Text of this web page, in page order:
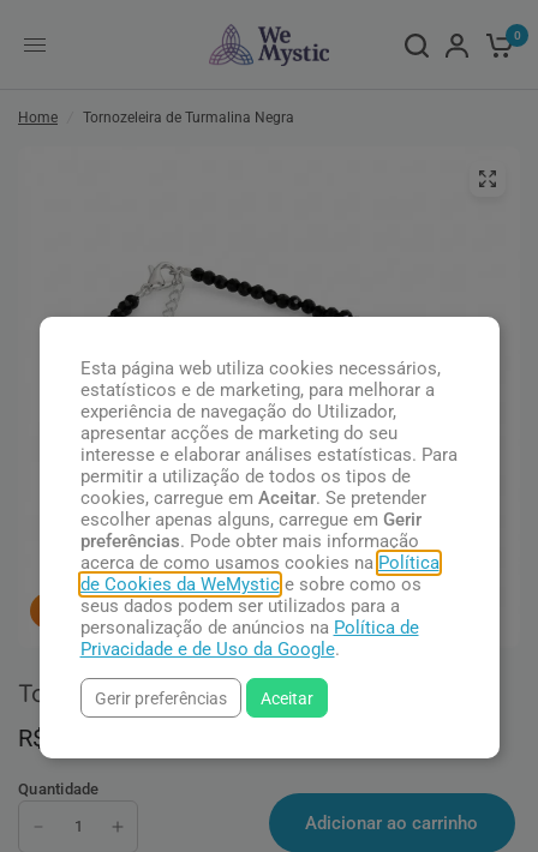
0
Home Tornozeleira de Turmalina Negra
pessoas concluindo esta compra.
Tornozeleira de Turmalina Negra
R$ 109,90
Quantidade
Adicionar ao carrinho
Esta página web utiliza cookies necessários,
estatísticos e de marketing, para melhorar a
experiência de navegação do Utilizador,
apresentar acções de marketing do seu
interesse e elaborar análises estatísticas. Para
permitir a utilização de todos os tipos de
cookies, carregue em Aceitar. Se pretender
escolher apenas alguns, carregue em Gerir
preferências. Pode obter mais informação
acerca de como usamos cookies na Política
de Cookies da WeMystice sobre como os
seus dados podem ser utilizados para a
personalização de anúncios na Política de
Privacidade e de Uso da Google.
Gerir preferências Aceitar